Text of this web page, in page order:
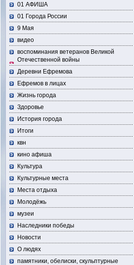
01 АФИША
01 Города России
9 Мая
видео
воспоминания ветеранов Великой
Отечественной войны
Деревни Ефремова
Ефремов в лицах
Жизнь города
Здоровье
История города
Итоги
квн
кино афиша
Культура
Культурные места
Места отдыха
Молодёжь
музеи
Наследники победы
Новости
О людях
памятники, обелиски, скульптурные